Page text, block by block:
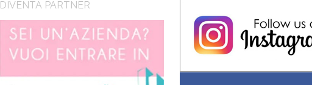
DIVENTA PARTNER